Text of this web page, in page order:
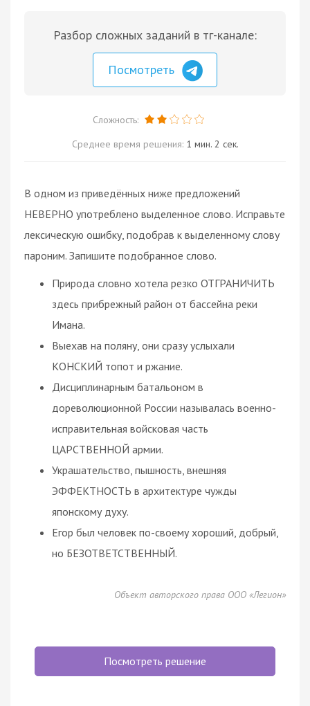
Разбор сложных заданий в тг-канале:
Посмотреть
Сложность:
Среднее время решения: 1 мин. 2 сек.
В одном из приведённых ниже предложений
НЕВЕРНО употреблено выделенное слово. Исправьте
лексическую ошибку, подобрав к выделенному слову
пароним. Запишите подобранное слово.
Природа словно хотела резко ОТГРАНИЧИТЬ
здесь прибрежный район от бассейна реки
Имана.
Выехав на поляну, они сразу услыхали
КОНСКИЙ топот и ржание.
Дисциплинарным батальоном в
дореволюционной России называлась военно-
исправительная войсковая часть
ЦАРСТВЕННОЙ армии.
Украшательство, пышность, внешняя
ЭФФЕКТНОСТЬ в архитектуре чужды
японскому духу.
Егор был человек по-своему хороший, добрый,
но БЕЗОТВЕТСТВЕННЫЙ.
Объект авторского права ООО «Легион»
Посмотреть решение